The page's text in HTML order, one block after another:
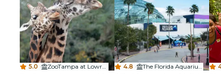
5.0 ·
ZooTampa at Lowry Park
4.8 ·
The Florida Aquarium